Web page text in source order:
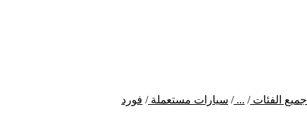
جميع الفئات/
...
/ سيارات مستعملة / فورد